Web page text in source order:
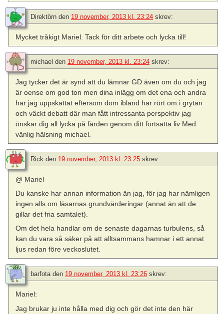
Direktörn den 19 november, 2013 kl. 23:24 skrev:
Mycket tråkigt Mariel. Tack för ditt arbete och lycka till!
michael den 19 november, 2013 kl. 23:24 skrev:
Jag tycker det är synd att du lämnar GD även om du och jag
är oense om god ton men dina inlägg om det ena och andra
har jag uppskattat eftersom dom ibland har rört om i grytan
och väckt debatt där man fått intressanta perspektiv jag
önskar dig all lycka på färden genom ditt fortsatta liv Med
vänlig hälsning michael.
Rick den 19 november, 2013 kl. 23:25 skrev:
@ Mariel
Du kanske har annan information än jag, för jag har nämligen
ingen alls om läsarnas grundvärderingar (annat än att de
gillar det fria samtalet).
Om det hela handlar om de senaste dagarnas turbulens, så
kan du vara så säker på att alltsammans hamnar i ett annat
ljus redan före veckoslutet.
barfotaden 19 november, 2013 kl. 23:26 skrev:
Mariel:
Jag brukar ju inte hålla med dig och gör det inte den här